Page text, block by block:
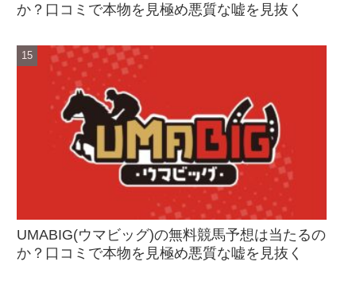
か？口コミで本物を見極め悪質な嘘を見抜く
UMABIG(ウマビッグ)の無料競馬予想は当たるの
か？口コミで本物を見極め悪質な嘘を見抜く